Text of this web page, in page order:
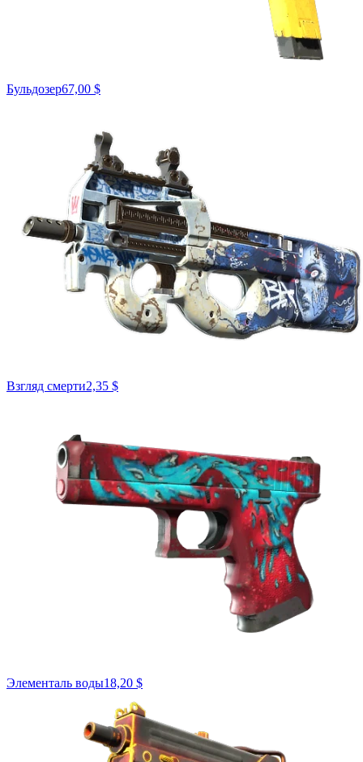
Бульдозер67,00 $
Взгляд смерти2,35 $
Элементаль воды18,20 $